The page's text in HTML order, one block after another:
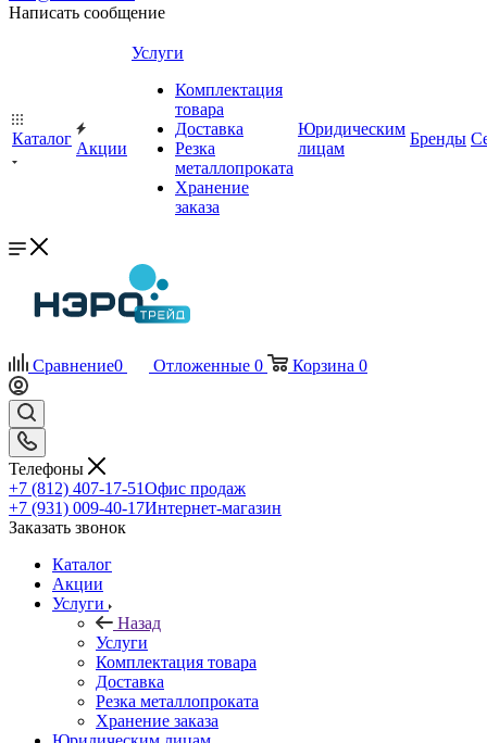
Написать сообщение
Каталог
Акции
Услуги
Комплектация
товара
Доставка
Резка
металлопроката
Хранение
заказа
Юридическим
лицам
Бренды
Сравнение0 Отложенные 0 Корзина 0
Телефоны
+7 (812) 407-17-51Офис продаж
+7 (931) 009-40-17Интернет-магазин
Заказать звонок
Каталог
Акции
Услуги
Назад
Услуги
Комплектация товара
Доставка
Резка металлопроката
Хранение заказа